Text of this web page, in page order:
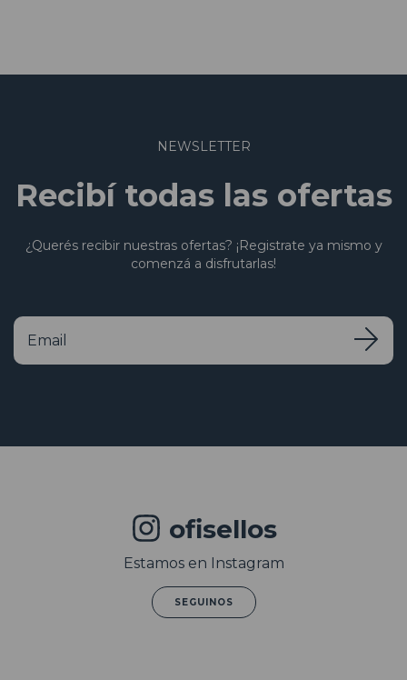
NEWSLETTER
Recibí todas las ofertas
¿Querés recibir nuestras ofertas? ¡Registrate ya mismo y
comenzá a disfrutarlas!
ofisellos
Estamos en Instagram
SEGUINOS